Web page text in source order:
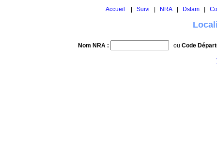
Accueil Suivi NRA Dslam
Nom NRA : ou Code